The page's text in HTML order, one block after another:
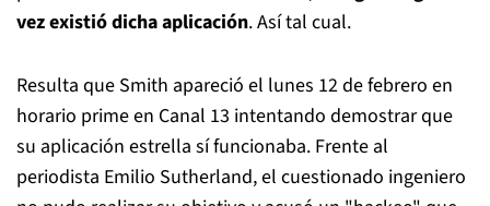
vez existió dicha aplicación. Así tal cual.
Resulta que Smith apareció el lunes 12 de febrero en
horario prime en Canal 13 intentando demostrar que
su aplicación estrella sí funcionaba. Frente al
periodista Emilio Sutherland, el cuestionado ingeniero